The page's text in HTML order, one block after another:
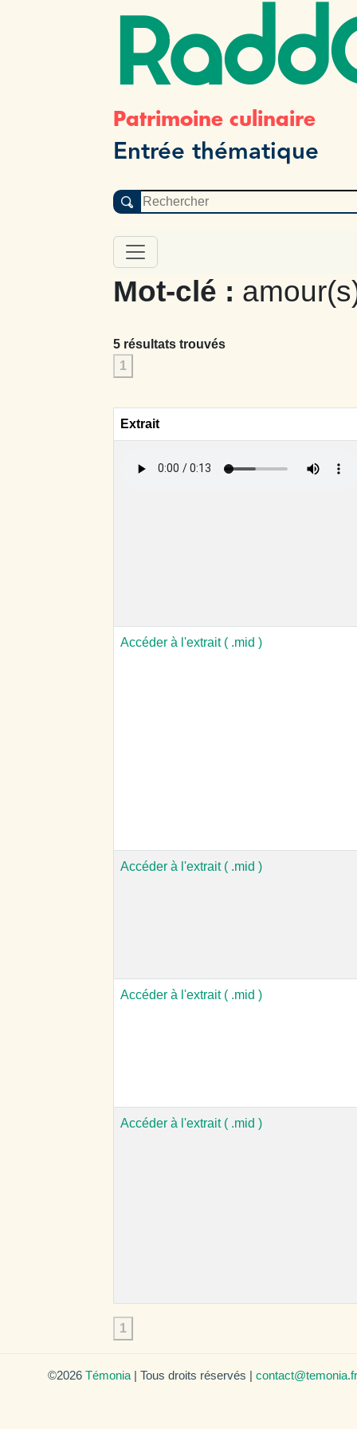
Patrimoine culinaire
Entrée thématique
Mot-clé :
5 résultats trouvés
1
Extrait
Accéder à l'extrait ( .mid )
Accéder à l'extrait ( .mid )
Accéder à l'extrait ( .mid )
Accéder à l'extrait ( .mid )
1
©2026 Témonia | Tous droits réservés | contact@temonia.fr